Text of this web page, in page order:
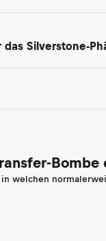
Silverstone-
Bombe
welchen